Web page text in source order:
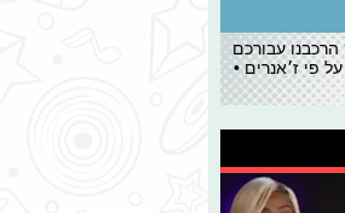
עבורכם
פי ז׳אנרים •